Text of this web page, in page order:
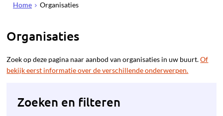
Home Organisaties
Organisaties
Zoek op deze pagina naar aanbod van organisaties in uw buurt.Of
bekijk eerst informatie over de verschillende onderwerpen.
Zoeken en filteren